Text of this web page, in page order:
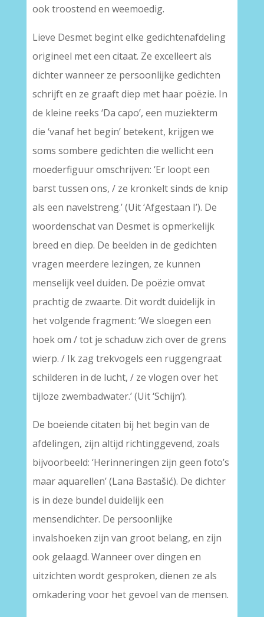
ook troostend en weemoedig.
Lieve Desmet begint elke gedichtenafdeling
origineel met een citaat. Ze excelleert als
dichter wanneer ze persoonlijke gedichten
schrijft en ze graaft diep met haar poëzie. In
de kleine reeks ‘Da capo’, een muziekterm
die ‘vanaf het begin’ betekent, krijgen we
soms sombere gedichten die wellicht een
moederfiguur omschrijven: ‘Er loopt een
barst tussen ons, / ze kronkelt sinds de knip
als een navelstreng.’ (Uit ‘Afgestaan I’). De
woordenschat van Desmet is opmerkelijk
breed en diep. De beelden in de gedichten
vragen meerdere lezingen, ze kunnen
menselijk veel duiden. De poëzie omvat
prachtig de zwaarte. Dit wordt duidelijk in
het volgende fragment: ‘We sloegen een
hoek om / tot je schaduw zich over de grens
wierp. / Ik zag trekvogels een ruggengraat
schilderen in de lucht, / ze vlogen over het
tijloze zwembadwater.’ (Uit ‘Schijn’).
De boeiende citaten bij het begin van de
afdelingen, zijn altijd richtinggevend, zoals
bijvoorbeeld: ‘Herinneringen zijn geen foto’s
maar aquarellen’ (Lana Bastašić). De dichter
is in deze bundel duidelijk een
mensendichter. De persoonlijke
invalshoeken zijn van groot belang, en zijn
ook gelaagd. Wanneer over dingen en
uitzichten wordt gesproken, dienen ze als
omkadering voor het gevoel van de mensen.